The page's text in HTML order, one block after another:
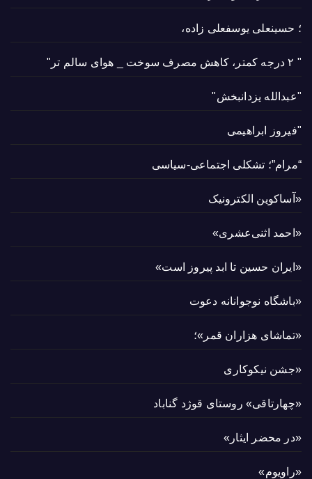
؛ حسینعلی یوسفعلی زاده،
" ۲ درجه کمتر، کاهش مصرف سوخت _ هوای سالم تر"
"عبدالله یزدانبخش"
"فیروز ابراهیمی
“مرام”؛ تشکلی اجتماعی-سیاسی
«آساکوین الکترونیک
«احمد اثنی‌عشری»
«ایران حسین تا ابد پیروز است»
«باشگاه نوجوانانه دعوت
«تماشای هزاران قمر»؛
«جشن نیکوکاری
«چهارتاقی» روستای قوژد گناباد
«در محضر ایثار»
«راویوم»